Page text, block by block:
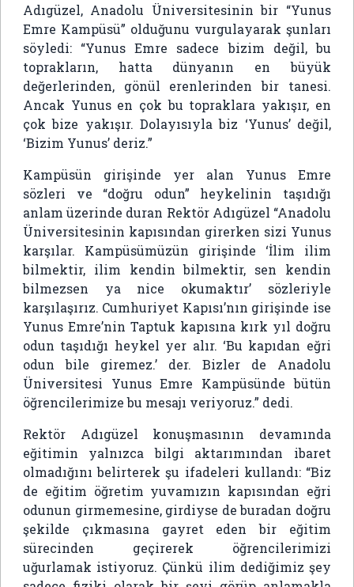
Adıgüzel, Anadolu Üniversitesinin bir “Yunus
Emre Kampüsü” olduğunu vurgulayarak şunları
söyledi: “Yunus Emre sadece bizim değil, bu
toprakların, hatta dünyanın en büyük
değerlerinden, gönül erenlerinden bir tanesi.
Ancak Yunus en çok bu topraklara yakışır, en
çok bize yakışır. Dolayısıyla biz ‘Yunus’ değil,
‘Bizim Yunus’ deriz.”
Kampüsün girişinde yer alan Yunus Emre
sözleri ve “doğru odun” heykelinin taşıdığı
anlam üzerinde duran Rektör Adıgüzel “Anadolu
Üniversitesinin kapısından girerken sizi Yunus
karşılar. Kampüsümüzün girişinde ‘İlim ilim
bilmektir, ilim kendin bilmektir, sen kendin
bilmezsen ya nice okumaktır’ sözleriyle
karşılaşırız. Cumhuriyet Kapısı’nın girişinde ise
Yunus Emre’nin Taptuk kapısına kırk yıl doğru
odun taşıdığı heykel yer alır. ‘Bu kapıdan eğri
odun bile giremez.’ der. Bizler de Anadolu
Üniversitesi Yunus Emre Kampüsünde bütün
öğrencilerimize bu mesajı veriyoruz.” dedi.
Rektör Adıgüzel konuşmasının devamında
eğitimin yalnızca bilgi aktarımından ibaret
olmadığını belirterek şu ifadeleri kullandı: “Biz
de eğitim öğretim yuvamızın kapısından eğri
odunun girmemesine, girdiyse de buradan doğru
şekilde çıkmasına gayret eden bir eğitim
sürecinden geçirerek öğrencilerimizi
uğurlamak istiyoruz. Çünkü ilim dediğimiz şey